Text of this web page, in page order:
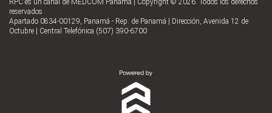
reservados
Apartado 0834-00129, Panamá - Rep. de Panamá | Dirección, Avenida 12 de
Octubre | Central Telefónica (507) 390-6700